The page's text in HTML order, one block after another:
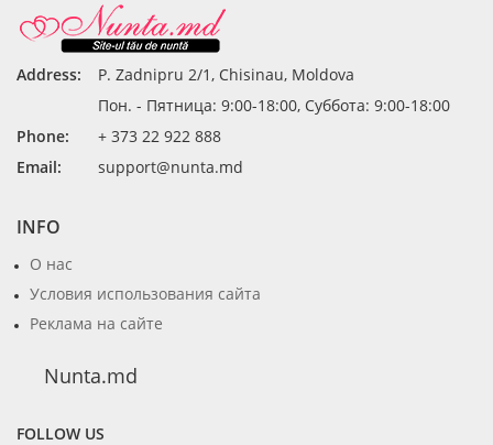
Address:
P. Zadnipru 2/1, Chisinau, Moldova
Пон. - Пятница: 9:00-18:00, Суббота: 9:00-18:00
Phone:
+ 373 22 922 888
Email:
support@nunta.md
INFO
О нас
Условия использования сайта
Реклама на сайте
Nunta.md
FOLLOW US